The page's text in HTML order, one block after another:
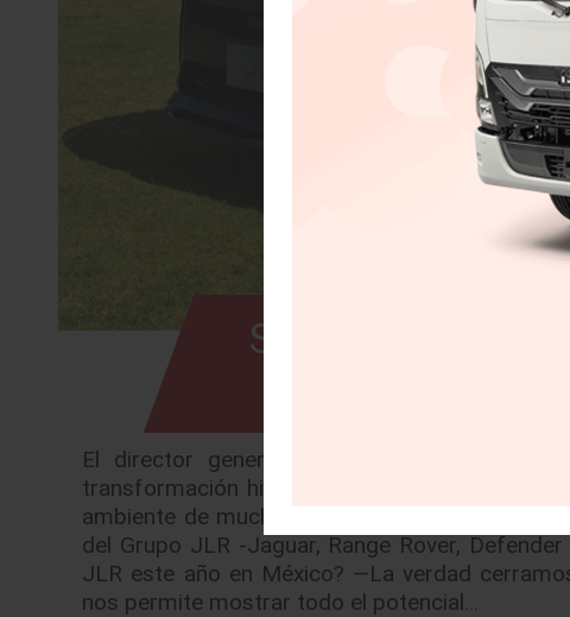
Será 2026, año
El director general de JLR México detalla
transformación histórica ROBERTO PEREZ S.
ambiente de mucha movilidad y pruebas de
del Grupo JLR -Jaguar, Range Rover,
JLR este año en México? —La verdad
nos permite mostrar todo el potencial…